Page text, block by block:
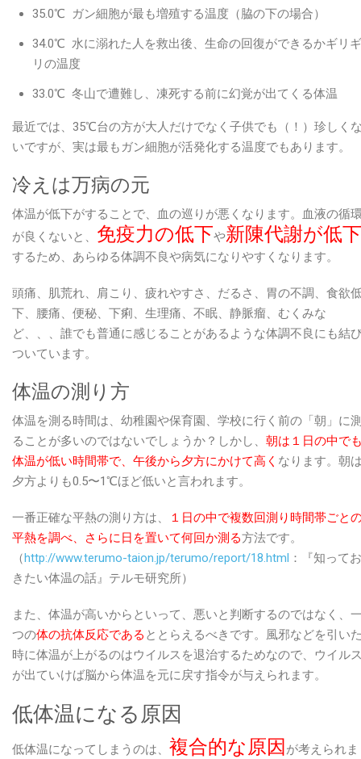
35.0℃ ガン細胞が最も増殖する温度（脇の下の場合）
34.0℃ 水に溺れた人を救出後、生命の回復ができるかギリギ
リの温度
33.0℃ 冬山で遭難し、凍死する前に幻覚が出てくる体温
最近では、35℃台の方が大人だけでなく子供でも（！）珍しく
いですが、実は最もガン細胞が活発化する温度でもあります。
冷えは万病の元
体温が低下がすることで、血の巡りが悪くなります。血液の循
が良くないと、 免疫力の低下や新陳代謝が低下
するため、あらゆる体調不良や病気になりやすくなります。
頭痛、肌荒れ、肩こり、疲れやすさ、だるさ、胃の不調、食欲
下、腰痛、便秘、下痢、生理痛、不眠、静脈瘤、むくみな
ど、、、誰でも普通に感じることがあるような体調不良にも結
ついています。
体温の測り方
体温を測る時間は、幼稚園や保育園、学校に行く前の「朝」に
ることが多いのではないでしょうか？しかし、 朝は１日の中で
体温が低い時間帯で、午後から夕方にかけて高く なります。朝
夕方よりも0.5〜1℃ほど低いと言われます。
一番正確な平熱の測り方は、
１日の中で複数回測り時間帯ごと
平熱を調べ、さらに日を置いて何回か測る方法です。
（http://www.terumo-taion.jp/terumo/report/18.html ：『知ってお
きたい体温の話』テルモ研究所）
また、体温が高いからといって、悪いと判断するのではなく、
つの体の抗体反応である ととらえるべきです。風邪などを引い
時に体温が上がるのはウイルスを退治するためなので、ウイル
が出ていけば脳から体温を元に戻す指令が与えられます。
低体温になる原因
低体温になってしまうのは、 複合的な原因 が考えられま